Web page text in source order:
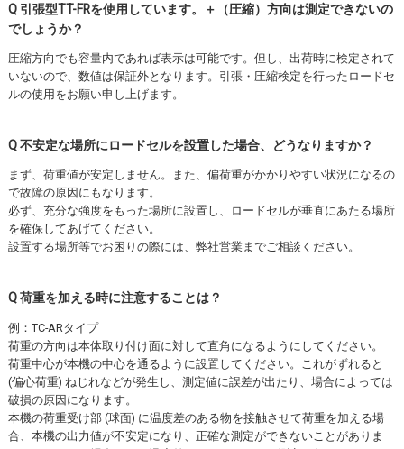
Q 引張型TT-FRを使用しています。＋（圧縮）方向は測定できないの
でしょうか？
圧縮方向でも容量内であれば表示は可能です。但し、出荷時に検定されて
いないので、数値は保証外となります。引張・圧縮検定を行ったロードセ
ルの使用をお願い申し上げます。
Q 不安定な場所にロードセルを設置した場合、どうなりますか？
まず、荷重値が安定しません。また、偏荷重がかかりやすい状況になるの
で故障の原因にもなります。
必ず、充分な強度をもった場所に設置し、ロードセルが垂直にあたる場所
を確保してあげてください。
設置する場所等でお困りの際には、弊社営業までご相談ください。
Q 荷重を加える時に注意することは？
例：TC-ARタイプ
荷重の方向は本体取り付け面に対して直角になるようにしてください。
荷重中心が本機の中心を通るように設置してください。これがずれると
(偏心荷重) ねじれなどが発生し、測定値に誤差が出たり、場合によっては
破損の原因になります。
本機の荷重受け部 (球面) に温度差のある物を接触させて荷重を加える場
合、本機の出力値が不安定になり、正確な測定ができないことがありま